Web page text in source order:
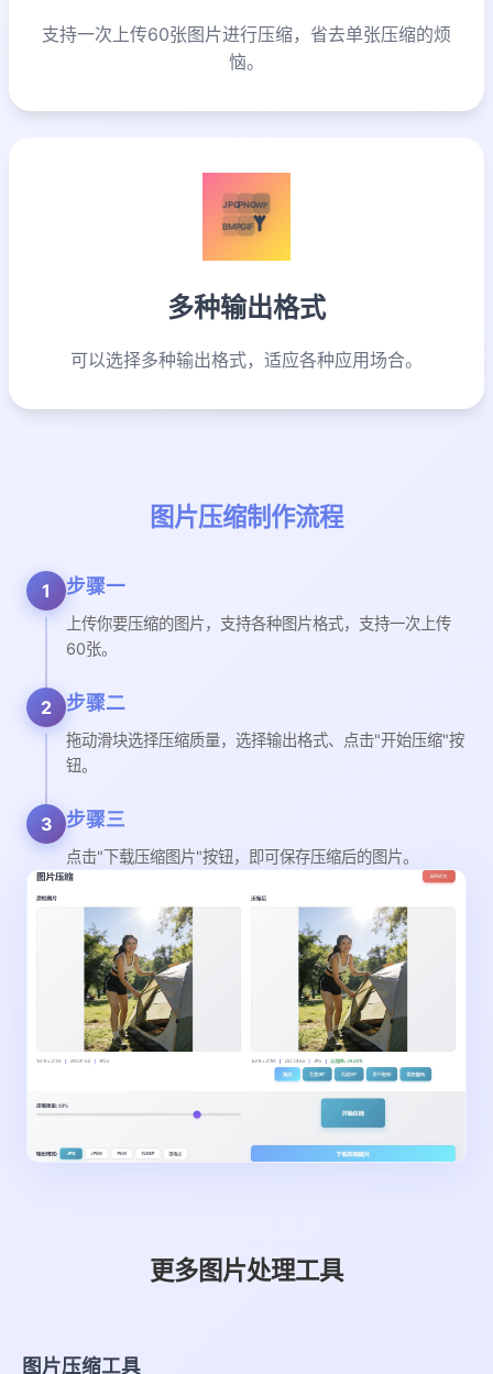
支持一次上传60张图片进行压缩，省去单张压缩的烦
恼。
JPGPNGWP
BMPGIF
多种输出格式
可以选择多种输出格式，适应各种应用场合。
图片压缩制作流程
1 步骤一
上传你要压缩的图片，支持各种图片格式，支持一次上传
60张。
2 步骤二
拖动滑块选择压缩质量，选择输出格式、点击"开始压缩"按
钮。
3 步骤三
点击"下载压缩图片"按钮，即可保存压缩后的图片。
更多图片处理工具
图片压缩工具